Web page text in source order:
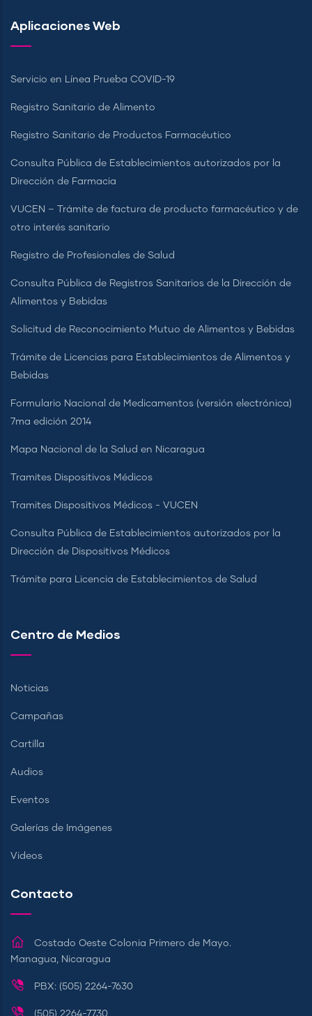
Aplicaciones Web
Servicio en Línea Prueba COVID-19
Registro Sanitario de Alimento
Registro Sanitario de Productos Farmacéutico
Consulta Pública de Establecimientos autorizados por la
Dirección de Farmacia
VUCEN – Trámite de factura de producto farmacéutico y de
otro interés sanitario
Registro de Profesionales de Salud
Consulta Pública de Registros Sanitarios de la Dirección de
Alimentos y Bebidas
Solicitud de Reconocimiento Mutuo de Alimentos y Bebidas
Trámite de Licencias para Establecimientos de Alimentos y
Bebidas
Formulario Nacional de Medicamentos (versión electrónica)
7ma edición 2014
Mapa Nacional de la Salud en Nicaragua
Tramites Dispositivos Médicos
Tramites Dispositivos Médicos - VUCEN
Consulta Pública de Establecimientos autorizados por la
Dirección de Dispositivos Médicos
Trámite para Licencia de Establecimientos de Salud
Centro de Medios
Noticias
Campañas
Cartilla
Audios
Eventos
Galerías de Imágenes
Videos
Contacto
Costado Oeste Colonia Primero de Mayo.
Managua, Nicaragua
PBX: (505) 2264-7630